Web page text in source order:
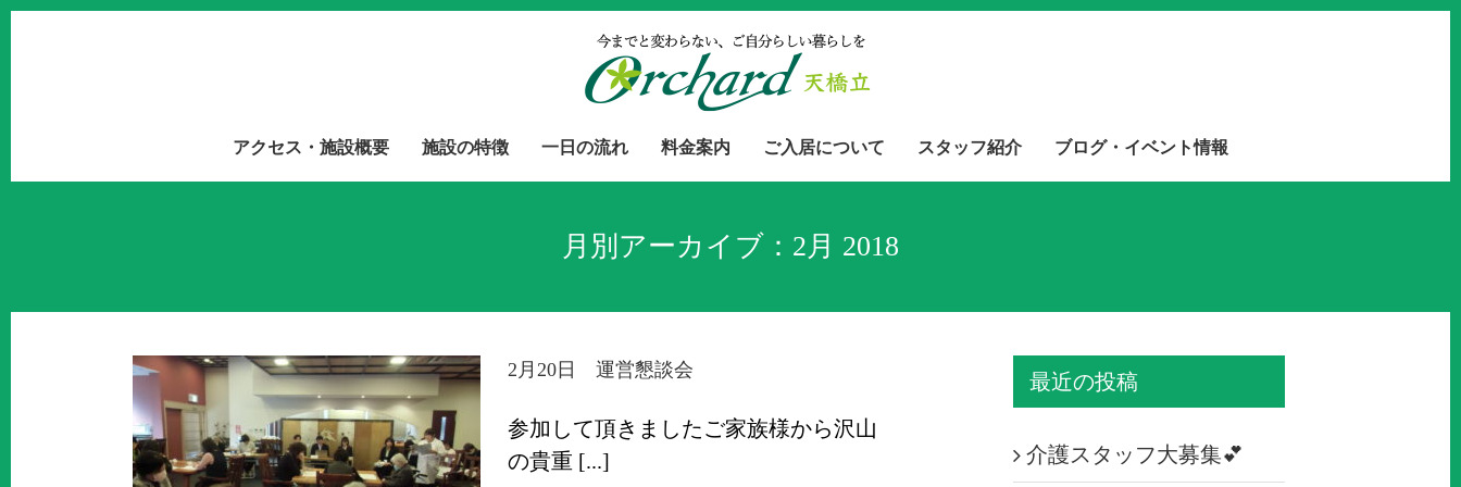
アクセス・施設概要 施設の特徴 一日の流れ 料金案内 ご入居について スタッフ紹介 ブログ・イベント情報
月別アーカイブ： 2月 2018
2月20日 運営懇談会
参加して頂きましたご家族様から沢山
の貴重 [...]
最近の投稿
介護スタッフ大募集💕